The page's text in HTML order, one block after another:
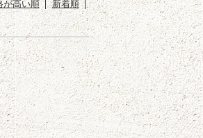
が高い順 新着順